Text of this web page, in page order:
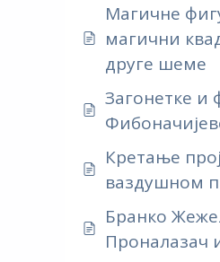
Магичне
магични
друге шеме
Загонетке и
Кретање
ваздушном
Бранко
Проналазач